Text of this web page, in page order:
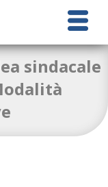
sindacale
modalita-